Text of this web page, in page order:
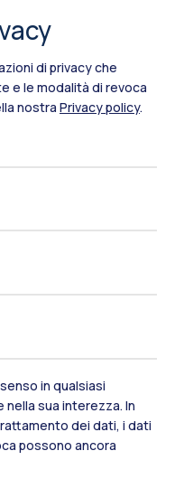
di privacy che
e le modalità di revoca
nostra Privacy policy.
in qualsiasi
sua interezza. In
dei dati, i dati
possono ancora